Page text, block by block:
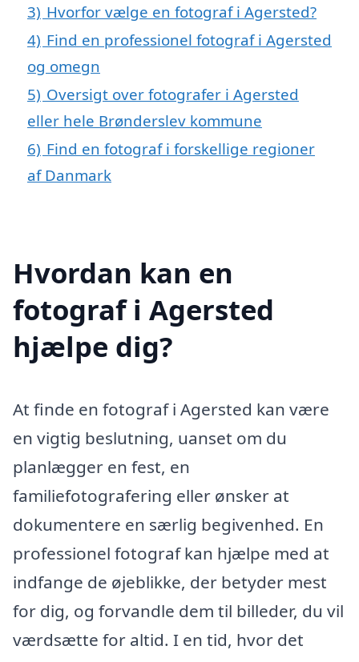
3) Hvorfor vælge en fotograf i Agersted?
4) Find en professionel fotograf i Agersted
og omegn
5) Oversigt over fotografer i Agersted
eller hele Brønderslev kommune
6) Find en fotograf i forskellige regioner
af Danmark
Hvordan kan en
fotograf i Agersted
hjælpe dig?
At finde en fotograf i Agersted kan være
en vigtig beslutning, uanset om du
planlægger en fest, en
familiefotografering eller ønsker at
dokumentere en særlig begivenhed. En
professionel fotograf kan hjælpe med at
indfange de øjeblikke, der betyder mest
for dig, og forvandle dem til billeder, du vil
værdsætte for altid. I en tid, hvor det